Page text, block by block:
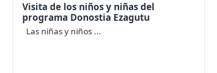
Visita de los niños y niñas del
programa Donostia Ezagutu
Las niñas y niños ...